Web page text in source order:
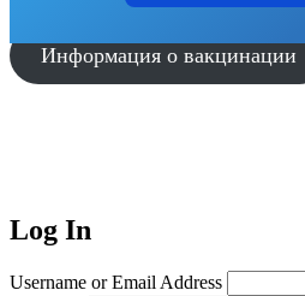
Информация о вакцинации
Log In
Username or Email Address